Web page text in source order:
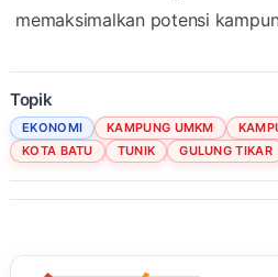
memaksimalkan potensi
Topik
EKONOMI KAMPUNG UMKM
KOTA BATU
TUNIK GULUNG TIKAR